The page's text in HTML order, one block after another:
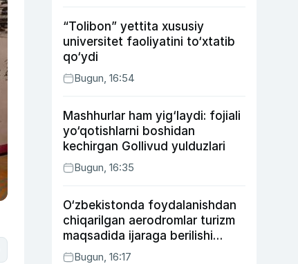
“Tolibon” yettita xususiy
universitet faoliyatini to‘xtatib
qo‘ydi
Bugun, 16:54
Mashhurlar ham yig‘laydi: fojiali
yo‘qotishlarni boshidan
kechirgan Gollivud yulduzlari
Bugun, 16:35
O‘zbekistonda foydalanishdan
chiqarilgan aerodromlar turizm
maqsadida ijaraga berilishi
mumkin
Bugun, 16:17